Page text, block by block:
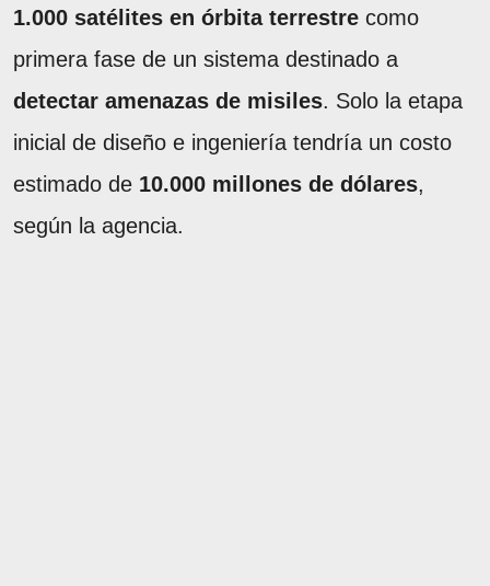
1.000 satélites en órbita terrestre como
primera fase de un sistema destinado a
detectar amenazas de misiles. Solo la etapa
inicial de diseño e ingeniería tendría un costo
estimado de 10.000 millones de dólares,
según la agencia.